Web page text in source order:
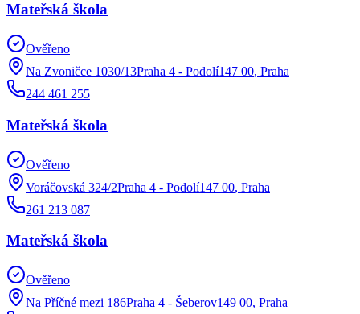
Mateřská škola
Ověřeno
Na Zvoničce 1030/13Praha 4 - Podolí147 00, Praha
244 461 255
Mateřská škola
Ověřeno
Voráčovská 324/2Praha 4 - Podolí147 00, Praha
261 213 087
Mateřská škola
Ověřeno
Na Příčné mezi 186Praha 4 - Šeberov149 00, Praha